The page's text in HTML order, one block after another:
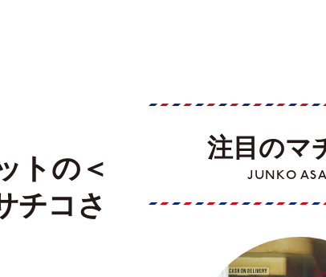
トの＜
チコさ
注目のマ
JUNKO